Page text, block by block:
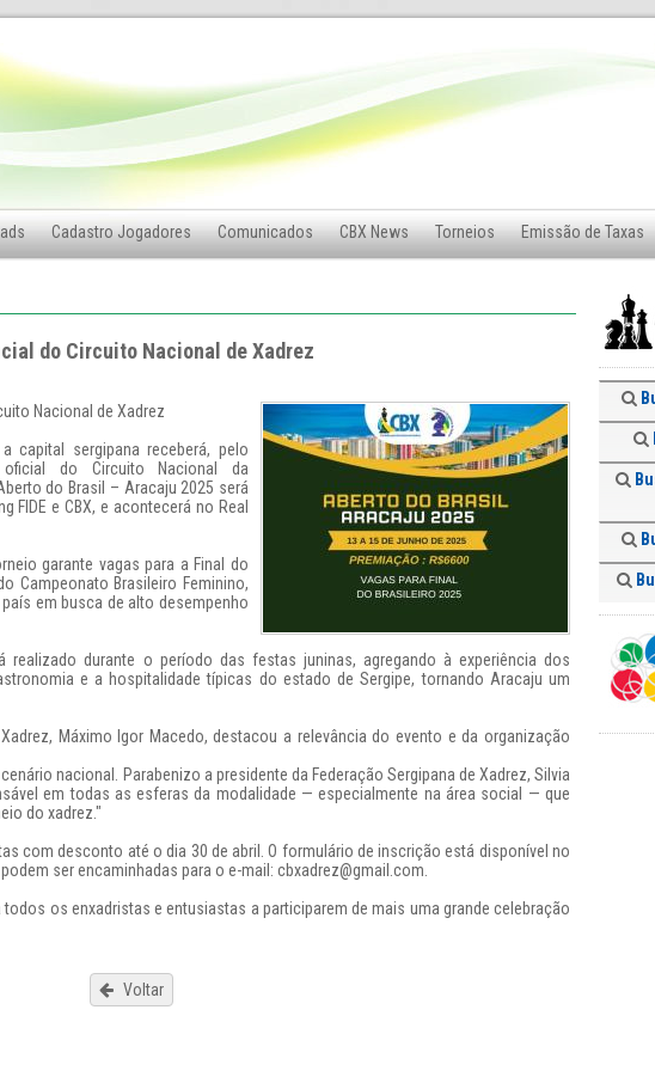
Cadastro Jogadores Comunicados CBX News Torneios Emissão de Taxas
do Circuito Nacional de Xadrez
Nacional de Xadrez
capital sergipana receberá, pelo
do Circuito Nacional da
do Brasil – Aracaju 2025 será
e CBX, e acontecerá no Real
garante vagas para a Final do
Campeonato Brasileiro Feminino,
em busca de alto desempenho
durante o período das festas juninas, agregando à experiência dos
e a hospitalidade típicas do estado de Sergipe, tornando Aracaju um
Máximo Igor Macedo, destacou a relevância do evento e da organização
nacional. Parabenizo a presidente da Federação Sergipana de Xadrez, Silvia
em todas as esferas da modalidade — especialmente na área social — que
do xadrez."
com desconto até o dia 30 de abril. O formulário de inscrição está disponível no
ser encaminhadas para o e-mail: cbxadrez@gmail.com.
os enxadristas e entusiastas a participarem de mais uma grande celebração
Voltar